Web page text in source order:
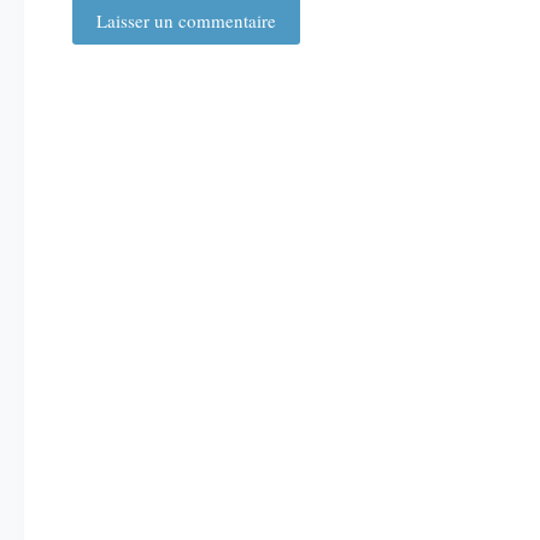
Laisser un commentaire